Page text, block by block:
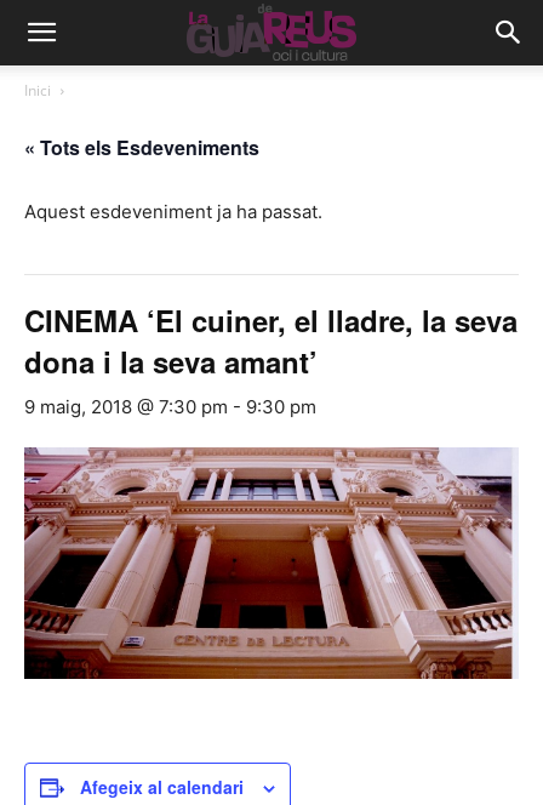
Inici
« Tots els Esdeveniments
Aquest esdeveniment ja ha passat.
CINEMA ‘El cuiner, el lladre, la seva
dona i la seva amant’
9 maig, 2018 @ 7:30 pm - 9:30 pm
Afegeix al calendari